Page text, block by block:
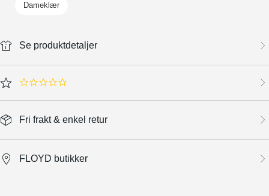
Dameklær
Se produktdetaljer
0.0 star rating
Fri frakt & enkel retur
FLOYD butikker